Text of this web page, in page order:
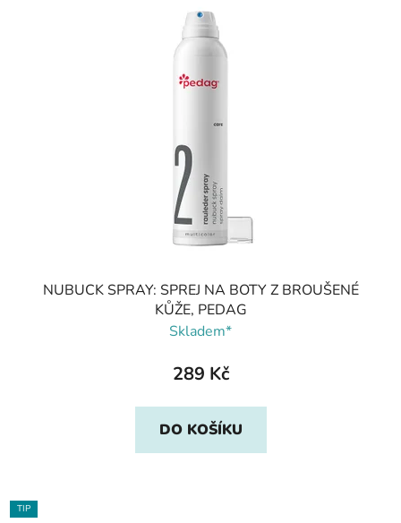
NUBUCK SPRAY: SPREJ NA BOTY Z BROUŠENÉ
KŮŽE, PEDAG
Skladem*
289 Kč
DO KOŠÍKU
TIP